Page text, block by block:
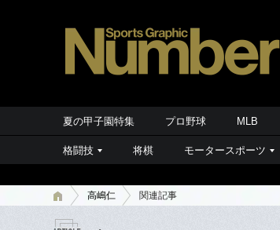
夏の甲子園特集 プロ野球 MLB
格闘技 将棋 モータースポーツ
高嶋仁 関連記事